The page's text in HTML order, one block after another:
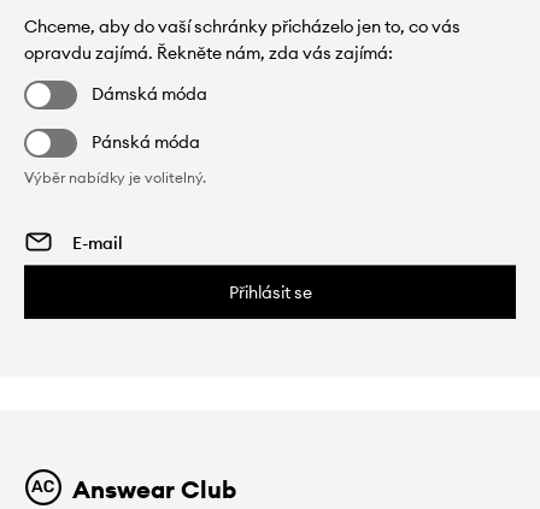
Chceme, aby do vaší schránky přicházelo jen to, co vás
opravdu zajímá. Řekněte nám, zda vás zajímá:
Dámská móda
Pánská móda
Výběr nabídky je volitelný.
Přihlásit se
Answear Club